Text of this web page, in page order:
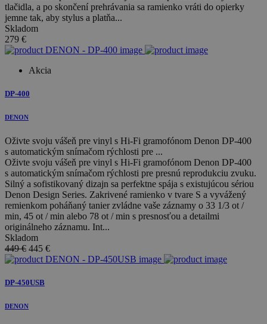
tlačidla, a po skončení prehrávania sa ramienko vráti do opierky
jemne tak, aby stylus a platňa...
Skladom
279 €
Akcia
DP-400
DENON
Oživte svoju vášeň pre vinyl s Hi-Fi gramofónom Denon DP-400
s automatickým snímačom rýchlosti pre ...
Oživte svoju vášeň pre vinyl s Hi-Fi gramofónom Denon DP-400
s automatickým snímačom rýchlosti pre presnú reprodukciu zvuku.
Silný a sofistikovaný dizajn sa perfektne spája s existujúcou sériou
Denon Design Series. Zakrivené ramienko v tvare S a vyvážený
remienkom poháňaný tanier zvládne vaše záznamy o 33 1/3 ot /
min, 45 ot / min alebo 78 ot / min s presnosťou a detailmi
originálneho záznamu. Int...
Skladom
449 € 445 €
DP-450USB
DENON